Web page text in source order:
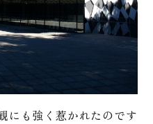
にも強く惹かれたのです